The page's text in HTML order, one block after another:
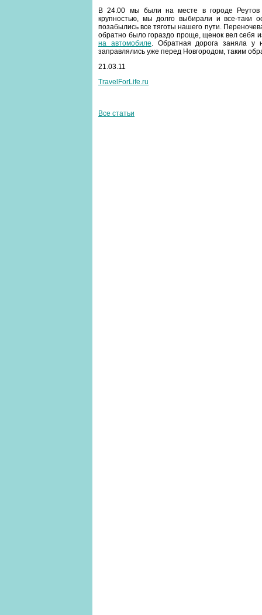
В 24.00 мы были на месте в городе Реутов
крупностью, мы долго выбирали и все-таки
позабылись все тяготы нашего пути.
обратно было гораздо проще, щенок вел себя
на автомобиле. Обратная дорога заняла
заправлялись уже перед Новгородом, таким
21.03.11
TravelForLife.ru
Все статьи